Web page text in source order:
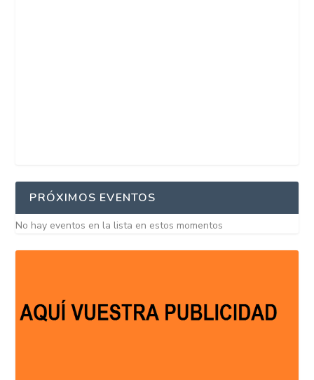
PRÓXIMOS EVENTOS
No hay eventos en la lista en estos momentos